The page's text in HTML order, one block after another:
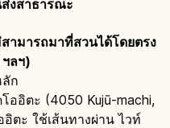
งสาธารณะ
ามารถมาที่สวนได้โดยตรง
ลฯ)
ลัก
ออิตะ (4050 Kujū-machi,
อิตะ ใช้เส้นทางผ่าน ไวท์